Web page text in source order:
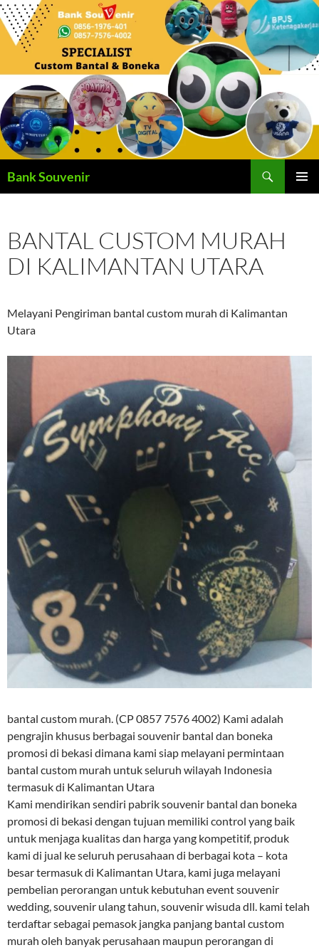
Langsung
ke
Bank Souvenir
BANTAL CUSTOM MURAH
DI KALIMANTAN UTARA
Melayani Pengiriman bantal custom murah di Kalimantan
Utara
bantal custom murah. (CP 0857 7576 4002) Kami adalah
pengrajin khusus berbagai souvenir bantal dan boneka
promosi di bekasi dimana kami siap melayani permintaan
bantal custom murah untuk seluruh wilayah Indonesia
termasuk di Kalimantan Utara
Kami mendirikan sendiri pabrik souvenir bantal dan boneka
promosi di bekasi dengan tujuan memiliki control yang baik
untuk menjaga kualitas dan harga yang kompetitif, produk
kami di jual ke seluruh perusahaan di berbagai kota – kota
besar termasuk di Kalimantan Utara, kami juga melayani
pembelian perorangan untuk kebutuhan event souvenir
wedding, souvenir ulang tahun, souvenir wisuda dll. kami telah
terdaftar sebagai pemasok jangka panjang bantal custom
murah oleh banyak perusahaan maupun perorangan di